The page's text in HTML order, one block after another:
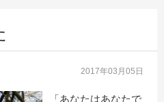
2017年03月05日
「あなたはあなたで